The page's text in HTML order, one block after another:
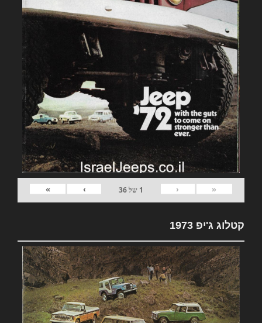
«
‹
1 של36
›
»
קטלוג ג'יפ 1973